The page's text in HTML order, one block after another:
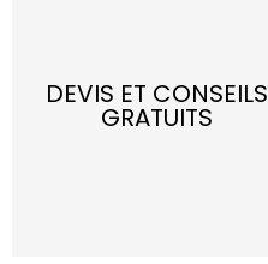
DEVIS ET CONSEILS
GRATUITS